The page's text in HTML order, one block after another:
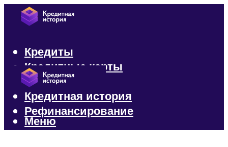
Кредиты
Кредитные карты
Микрозаймы
Кредитная история
Рефинансирование
Меню